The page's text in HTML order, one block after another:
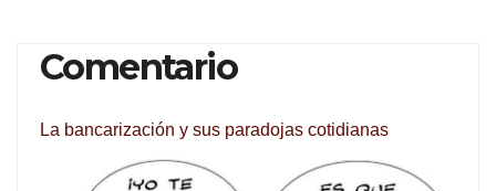
Comentario
La bancarización y sus paradojas cotidianas